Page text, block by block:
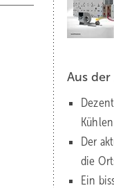
Aus der
Der
die
Ein